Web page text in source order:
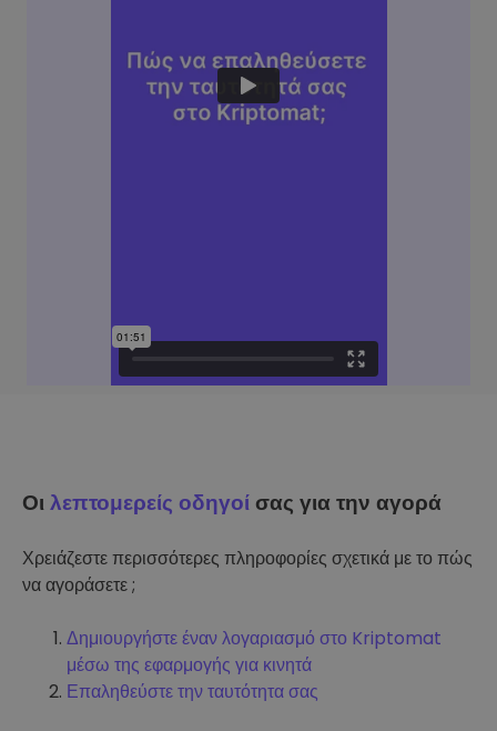
Οιλεπτομερείς οδηγοί σας για την αγορά
Χρειάζεστε περισσότερες πληροφορίες σχετικά με το πώς
να αγοράσετε ;
Δημιουργήστε έναν λογαριασμό στο Kriptomat
μέσω της εφαρμογής για κινητά
Επαληθεύστε την ταυτότητα σας